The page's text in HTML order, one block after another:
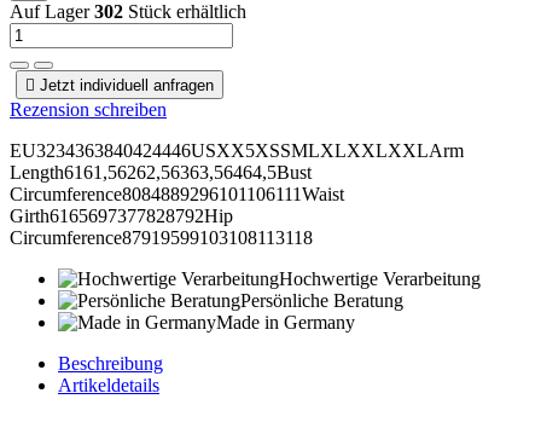
Auf Lager302 Stück erhältlich
 Jetzt individuell anfragen
Rezension schreiben
EU3234363840424446USXX5XSSMLXLXXLXXLArm
Length6161,56262,56363,56464,5Bust
Circumference8084889296101106111Waist
Girth6165697377828792Hip
Circumference87919599103108113118
Hochwertige Verarbeitung
Persönliche Beratung
Made in Germany
Beschreibung
Artikeldetails